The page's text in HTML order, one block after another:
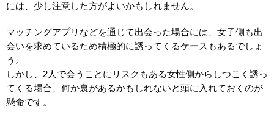
には、少し注意した方がよいかもしれません。
マッチングアプリなどを通じて出会った場合には、女子側も出
会いを求めているため積極的に誘ってくるケースもあるでしょ
う。
しかし、2人で会うことにリスクもある女性側からしつこく誘っ
てくる場合、何か裏があるかもしれないと頭に入れておくのが
懸命です。